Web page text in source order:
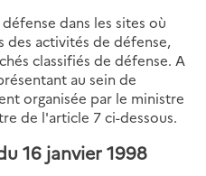
dans les sites où
des activités de défense,
classifiés de défense. A
au sein de
organisée par le ministre
de l'article 7 ci-dessous.
16 janvier 1998